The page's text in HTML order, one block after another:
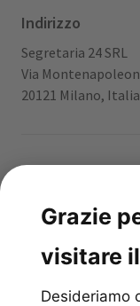
Indirizzo
Segretaria 24 SRL
Via
20121 Milano, Italia